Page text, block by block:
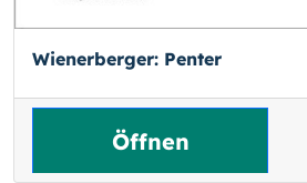
Wienerberger: Penter
Öffnen